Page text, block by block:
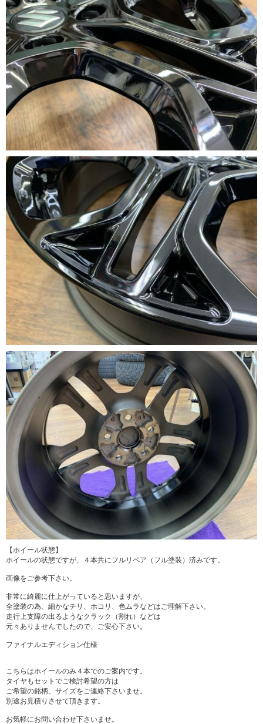
【ホイール状態】
ホイールの状態ですが、４本共にフルリペア（フル塗装）済みです。
画像をご参考下さい。
非常に綺麗に仕上がっていると思いますが、
全塗装の為、細かなチリ、ホコリ、色ムラなどはご理解下さい。
走行上支障の出るようなクラック（割れ）などは
元々ありませんでしたので、ご安心下さい。
ファイナルエディション仕様
こちらはホイールのみ４本でのご案内です。
タイヤもセットでご検討希望の方は
ご希望の銘柄、サイズをご連絡下さいませ。
別途お見積りさせて頂きます。
お気軽にお問い合わせ下さいませ。